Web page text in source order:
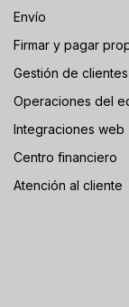
Envío
Firmar y pagar
Gestión de clientes
Operaciones del
Integraciones web
Centro financiero
Atención al cliente